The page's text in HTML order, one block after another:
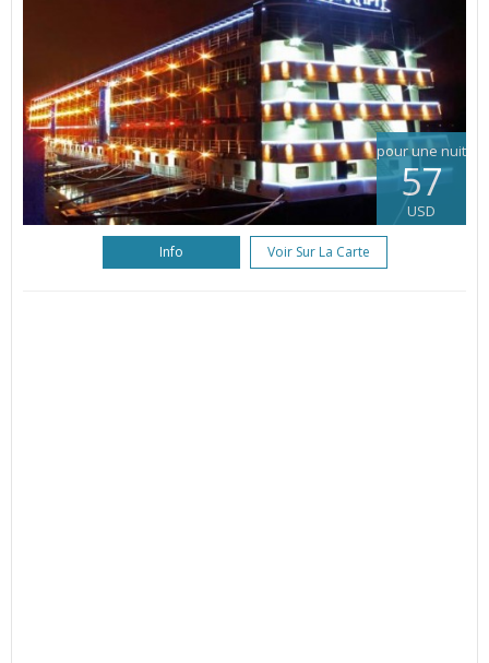
pour une nuit
57
USD
Info Voir Sur La Carte